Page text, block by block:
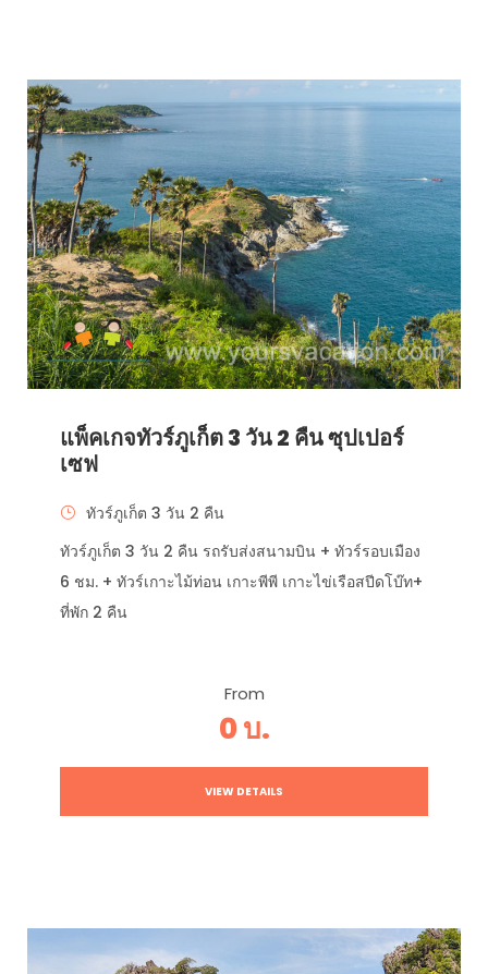
แพ็คเกจทัวร์ภูเก็ต 3 วัน 2 คืน ซุปเปอร์
เซฟ
ทัวร์ภูเก็ต 3 วัน 2 คืน
ทัวร์ภูเก็ต 3 วัน 2 คืน รถรับส่งสนามบิน + ทัวร์รอบเมือง
6 ชม. + ทัวร์เกาะไม้ท่อน เกาะพีพี เกาะไข่เรือสปีดโบ๊ท+
ที่พัก 2 คืน
From
0 บ.
VIEW DETAILS